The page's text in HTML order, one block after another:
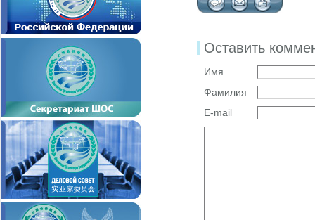
Оставить
Имя
Фамилия
E-mail